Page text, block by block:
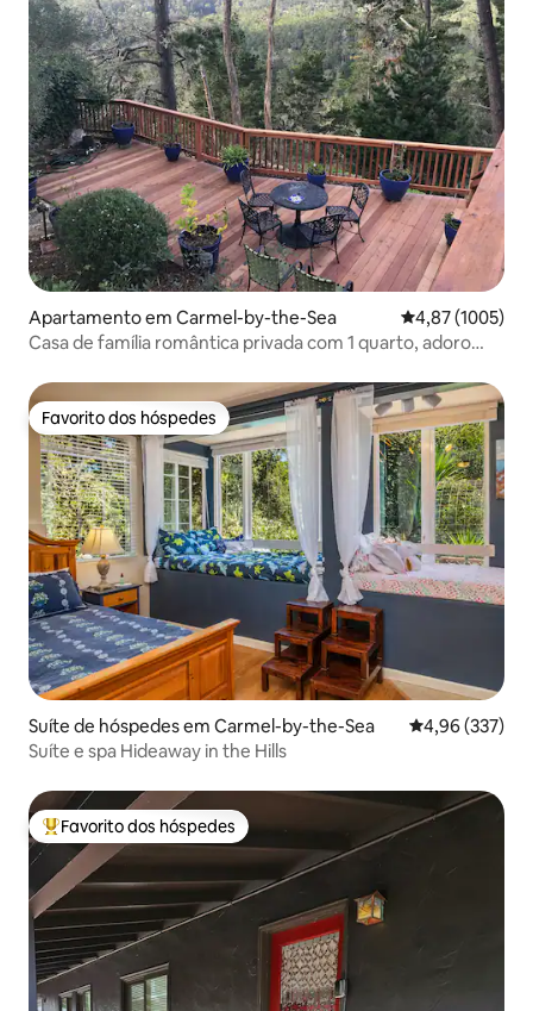
Apartamento em Carmel-by-the-Sea Classificação
4,87 (1005)
Casa de família romântica privada com 1 quarto, adoro
Favorito dos hóspedes
Favorito dos hóspedes
Suíte de hóspedes em Carmel-by-the-Sea Classificação
4,96 (337)
Suíte e spa Hideaway in the Hills
Favoritos dos hóspedes mais apreciados
Favorito dos hóspedes